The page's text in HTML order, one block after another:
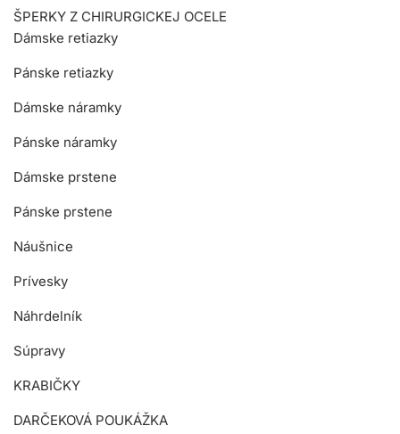
ŠPERKY Z CHIRURGICKEJ OCELE
Dámske retiazky
Pánske retiazky
Dámske náramky
Pánske náramky
Dámske prstene
Pánske prstene
Náušnice
Prívesky
Náhrdelník
Súpravy
KRABIČKY
DARČEKOVÁ POUKÁŽKA